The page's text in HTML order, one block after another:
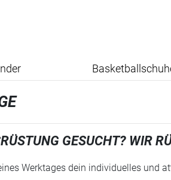
GESUCHT? WIR
Werktages dein individuelles und